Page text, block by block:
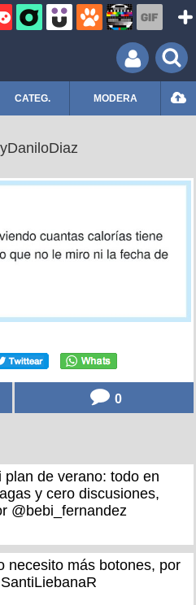
CATEG. MODERA
0
plan de verano: todo en
y cero discusiones,
@bebi_fernandez
necesito más botones, por